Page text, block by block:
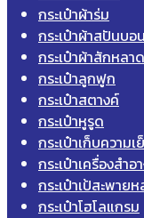
กระเป๋าผ้าร่ม
กระเป๋าผ้าสปันบอ
กระเป๋าผ้าสักหลาด
กระเป๋าลูกฟูก
กระเป๋าสตางค์
กระเป๋าหูรูด
กระเป๋าเก็บความเ
กระเป๋าเครื่องสำอ
กระเป๋าเป้สะพาย
กระเป๋าโฮโลแกรม